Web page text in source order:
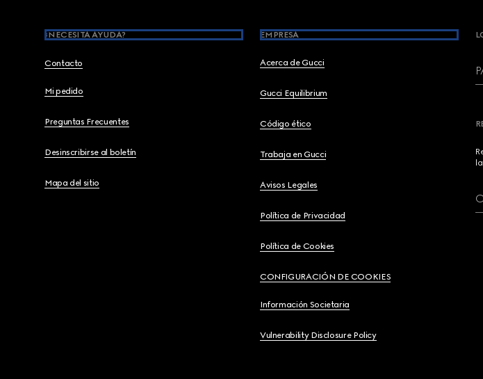
¿NECESITA AYUDA?
Contacto
Mi pedido
Preguntas Frecuentes
Desinscribirse al boletín
Mapa del sitio
EMPRESA
Acerca de Gucci
Gucci Equilibrium
Código ético
Trabaja en Gucci
Avisos Legales
Política de Privacidad
Política de Cookies
CONFIGURACIÓN DE COOKIES
Información Societaria
Vulnerability Disclosure Policy